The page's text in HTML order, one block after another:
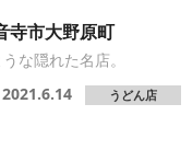
寺市大野原町
な隠れた名店。
2021.6.14
うどん店